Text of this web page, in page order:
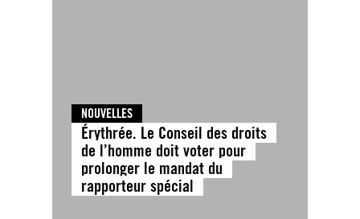
NOUVELLES
Érythrée. Le Conseil des droits
de l’homme doit voter pour
prolonger le mandat du
rapporteur spécial